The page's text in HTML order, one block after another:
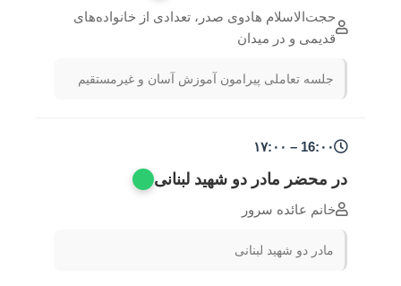
حجت‌الاسلام هادوی صدر، تعدادی از خانواده‌های
قدیمی و در میدان
جلسه تعاملی پیرامون آموزش آسان و غیرمستقیم
16:۰۰ – ۱۷:۰۰
در محضر مادر دو شهید لبنانی
خانم عائده سرور
مادر دو شهید لبنانی